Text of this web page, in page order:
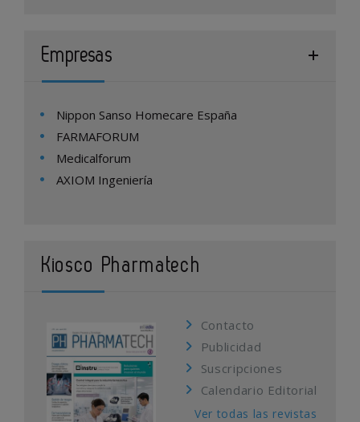
Empresas
Nippon Sanso Homecare España
FARMAFORUM
Medicalforum
AXIOM Ingeniería
Kiosco Pharmatech
Contacto
Publicidad
Suscripciones
Calendario Editorial
Ver todas las revistas